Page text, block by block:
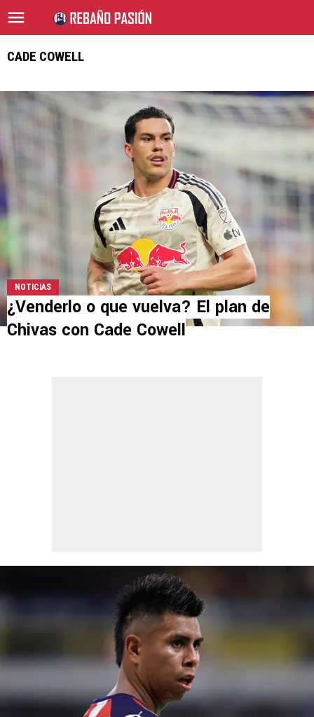
CADE COWELL
NOTICIAS
¿Venderlo o que vuelva? El plan de
Chivas con Cade Cowell